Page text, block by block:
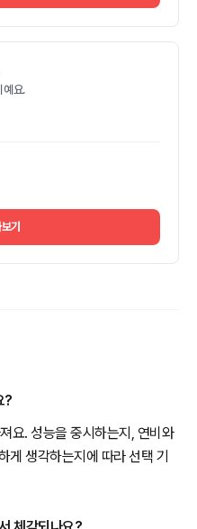
예요.
기
?
요. 성능을 중시하는지, 연비와
게 생각하는지에 따라 선택 기